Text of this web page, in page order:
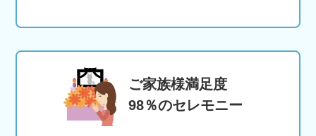
ご家族様満足度
98％のセレモニー